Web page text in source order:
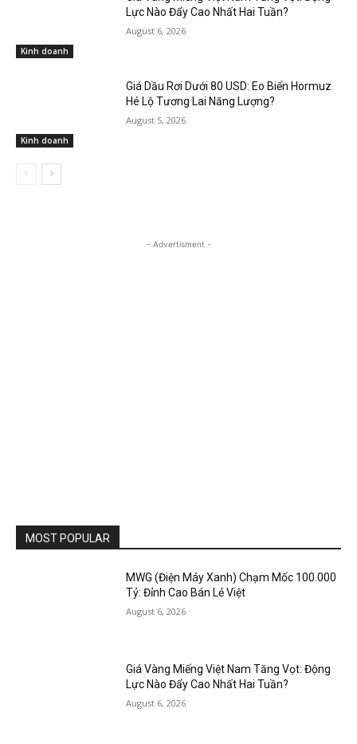
Kinh doanh
Lực Nào Đẩy Cao Nhất Hai Tuần?
August 6, 2026
Kinh doanh
Giá Dầu Rơi Dưới 80 USD: Eo Biển Hormuz
Hé Lộ Tương Lai Năng Lượng?
August 5, 2026
- Advertisment -
MOST POPULAR
MWG (Điện Máy Xanh) Chạm Mốc 100.000
Tỷ: Đỉnh Cao Bán Lẻ Việt
August 6, 2026
Giá Vàng Miếng Việt Nam Tăng Vọt: Động
Lực Nào Đẩy Cao Nhất Hai Tuần?
August 6, 2026